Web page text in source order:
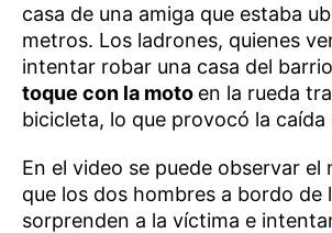
casa de una amiga que estaba
metros. Los ladrones, quienes
intentar robar una casa del
toque con la moto en la rueda
bicicleta, lo que provocó la caída
En el video se puede observar el
que los dos hombres a bordo de
sorprenden a la víctima e